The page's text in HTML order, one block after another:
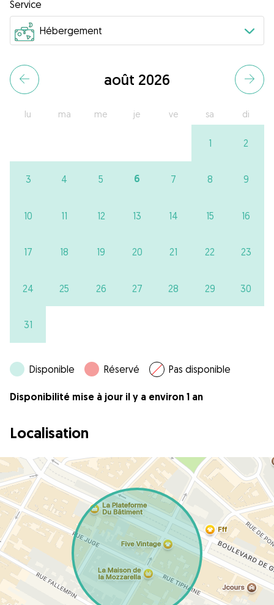
Service
août 2026
lu ma me je ve sa di
1 2
3 4 5 6 7 8 9
10 11 12 13 14 15 16
17 18 19 20 21 22 23
24 25 26 27 28 29 30
31
Disponible Réservé Pas disponible
Disponibilité mise à jour il y a environ 1 an
Localisation